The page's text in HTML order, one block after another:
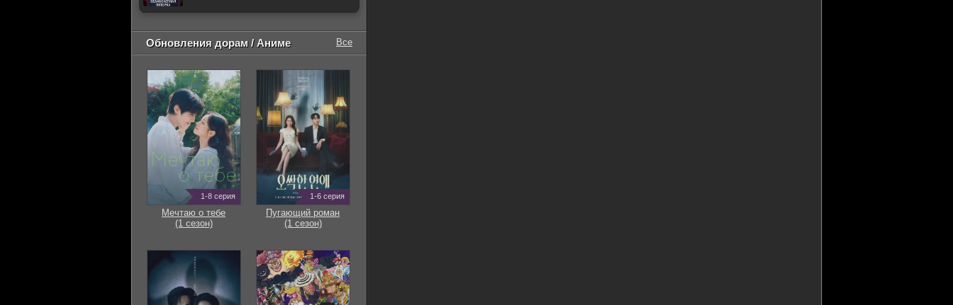
Обновления дорам / Аниме Все
1-8 серия
Мечтаю о тебе
(1 сезон)
1-6 серия
Пугающий роман
(1 сезон)